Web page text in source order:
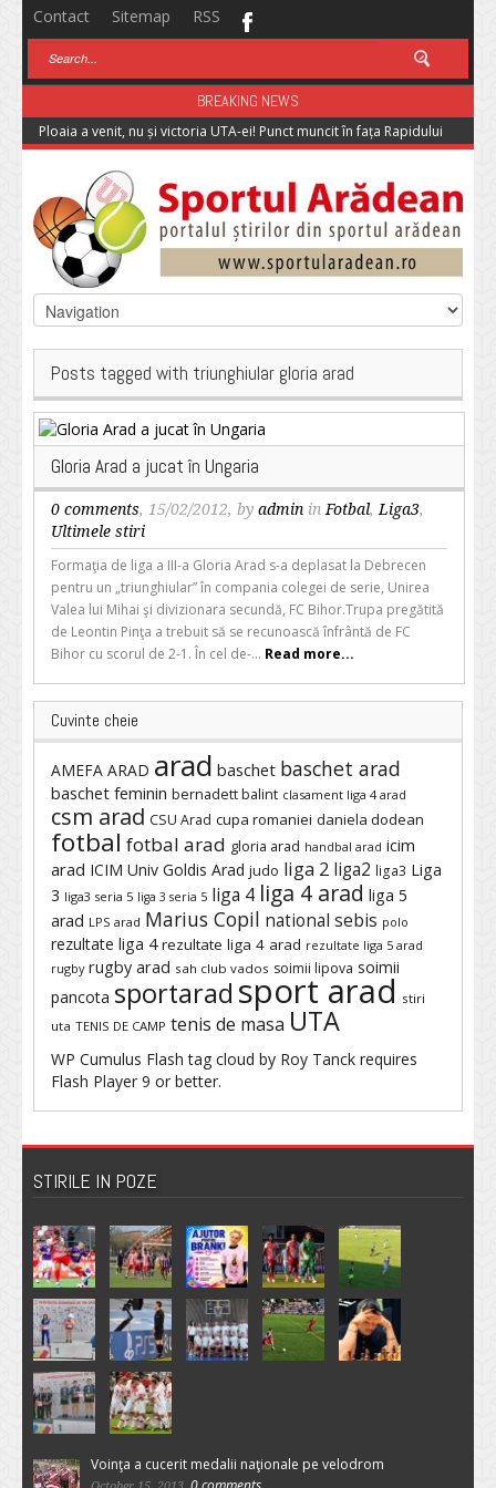
Contact Sitemap RSS
BREAKING NEWS
Ploaia a venit, nu și victoria UTA-ei! Punct muncit în fața Rapidului
Posts tagged with triunghiular gloria arad
Gloria Arad a jucat în Ungaria
0 comments, 15/02/2012, by admin in Fotbal, Liga3,
Ultimele stiri
Formaţia de liga a III-a Gloria Arad s-a deplasat la Debrecen
pentru un „triunghiular” în compania colegei de serie, Unirea
Valea lui Mihai şi divizionara secundă, FC Bihor.Trupa pregătită
de Leontin Pinţa a trebuit să se recunoască înfrântă de FC
Bihor cu scorul de 2-1. În cel de-... Read more...
Cuvinte cheie
AMEFA ARAD arad baschet baschet arad
baschet feminin bernadett balint clasament liga 4 arad
csm arad CSU Arad cupa romaniei daniela dodean
fotbal fotbal arad gloria arad handbal arad icim
arad ICIM Univ Goldis Arad judo liga 2 liga2 liga3 Liga
3 liga3 seria 5 liga 3 seria 5 liga 4 liga 4 arad liga 5
arad LPS arad Marius Copil national sebis polo
rezultate liga 4 rezultate liga 4 arad rezultate liga 5 arad
rugby rugby arad sah club vados soimii lipova soimii
pancota sportarad sport arad stiri
uta TENIS DE CAMP tenis de masa UTA
WP Cumulus Flash tag cloud by Roy Tanck requires
Flash Player 9 or better.
STIRILE IN POZE
Voinţa a cucerit medalii naţionale pe velodrom